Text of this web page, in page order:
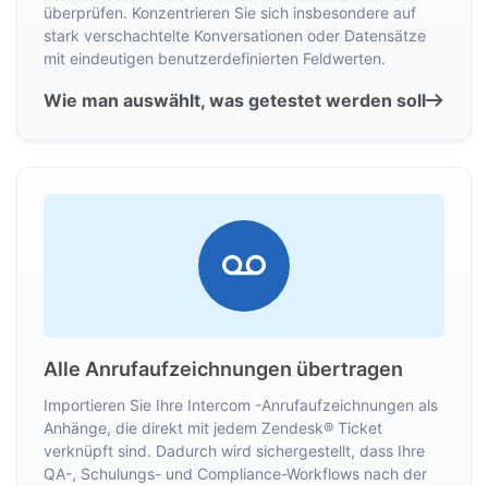
überprüfen. Konzentrieren Sie sich insbesondere auf
stark verschachtelte Konversationen oder Datensätze
mit eindeutigen benutzerdefinierten Feldwerten.
Wie man auswählt, was getestet werden soll
Alle Anrufaufzeichnungen übertragen
Importieren Sie Ihre Intercom -Anrufaufzeichnungen als
Anhänge, die direkt mit jedem Zendesk® Ticket
verknüpft sind. Dadurch wird sichergestellt, dass Ihre
QA-, Schulungs- und Compliance-Workflows nach der